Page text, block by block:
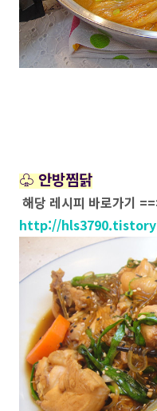
♧ 안방찜닭
해당 레시피 바로가기
http://